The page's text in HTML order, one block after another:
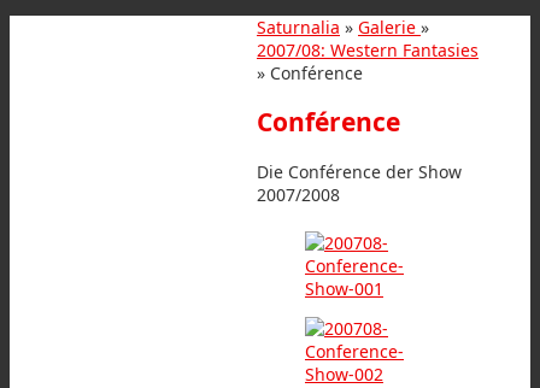
Saturnalia » Galerie »
2007/08: Western Fantasies
» Conférence
Conférence
Die Conférence der Show
2007/2008